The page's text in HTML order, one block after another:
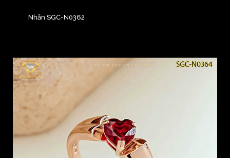
Nhẫn SGC-N0362